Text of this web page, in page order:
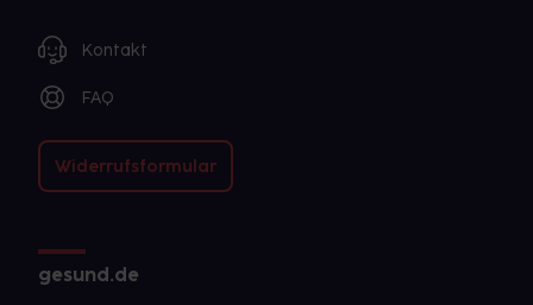
Kontakt
FAQ
Widerrufsformular
gesund.de